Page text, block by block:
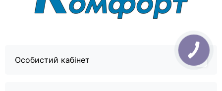
Особистий кабінет